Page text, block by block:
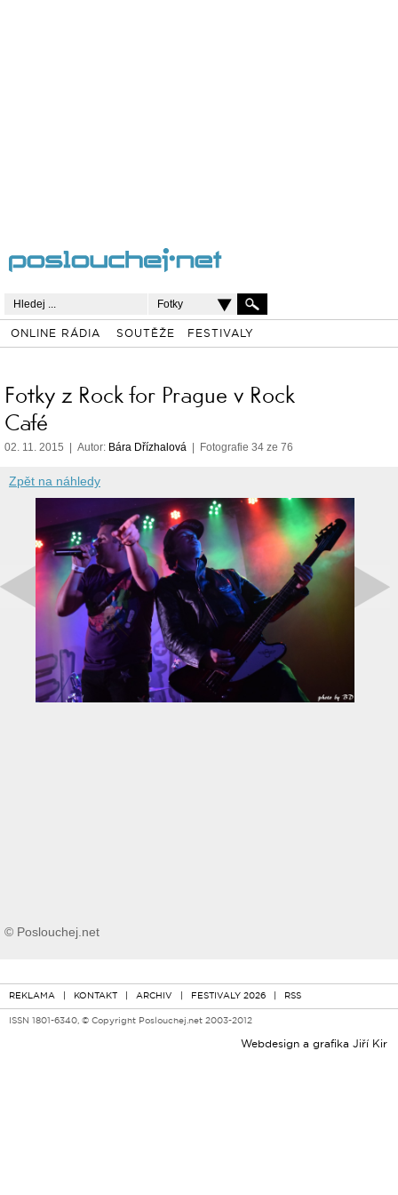
Fotky
ONLINE RÁDIA SOUTĚŽE FESTIVALY
Fotky z Rock for Prague v Rock
Café
02. 11. 2015 | Autor: Bára Dřízhalová | Fotografie 34 ze 76
Zpět na náhledy
© Poslouchej.net
REKLAMA | KONTAKT | ARCHIV | FESTIVALY 2026 | RSS
ISSN 1801-6340, © Copyright Poslouchej.net 2003-2012
Webdesign a grafika Jiří Kir